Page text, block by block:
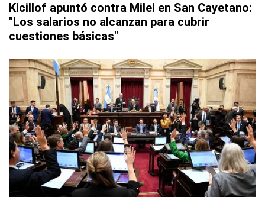
Kicillof apuntó contra Milei en San Cayetano:
"Los salarios no alcanzan para cubrir
cuestiones básicas"